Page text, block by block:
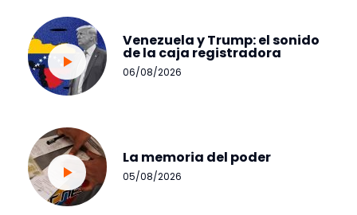
Venezuela y Trump: el sonido
de la caja registradora
06/08/2026
La memoria del poder
05/08/2026